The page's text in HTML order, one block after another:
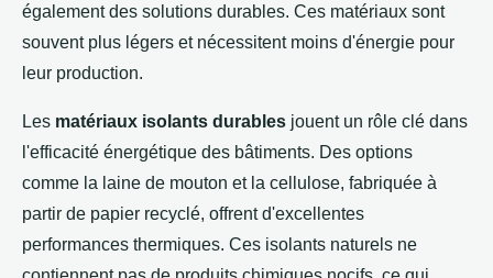
également des solutions durables. Ces matériaux sont
souvent plus légers et nécessitent moins d'énergie pour
leur production.
Les matériaux isolants durables jouent un rôle clé dans
l'efficacité énergétique des bâtiments. Des options
comme la laine de mouton et la cellulose, fabriquée à
partir de papier recyclé, offrent d'excellentes
performances thermiques. Ces isolants naturels ne